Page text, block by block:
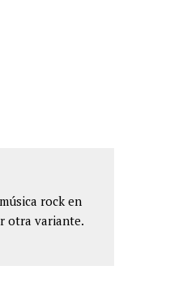
rock en
otra variante.